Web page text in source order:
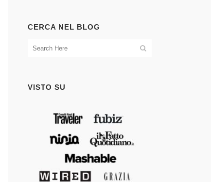
CERCA NEL BLOG
VISTO SU